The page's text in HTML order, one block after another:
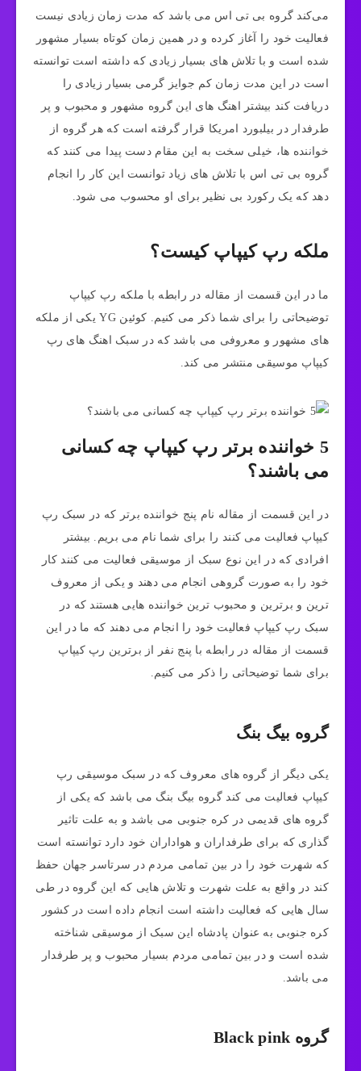
می‌کند گروه بی تی اس می باشد که مدت زمان زیادی نیست
فعالیت خود را آغاز کرده و در همین زمان کوتاه بسیار مشهور
شده است و با تلاش های بسیار زیادی که داشته است توانسته
است در این مدت زمان کم جوایز گرمی بسیار زیادی را
دریافت کند بیشتر اهنگ های این گروه مشهور و محبوب و پر
طرفدار در بیلبورد امریکا قرار گرفته است که هر گروه از
خواننده ها، خیلی سخت به این مقام دست پیدا می کنند که
گروه بی تی اس با تلاش های زیاد توانست این کار را انجام
دهد که یک رکورد بی نظیر برای او محسوب می شود.
ملکه رپ کیپاپ کیست؟
ما در این قسمت از مقاله در رابطه با ملکه رپ کیپاپ
توضیحاتی را برای شما ذکر می کنیم. کوئین YG یکی از ملکه
های مشهور و معروفی می باشد که در سبک اهنگ های رپ
کیپاپ موسیقی منتشر می کند.
5 خواننده برتر رپ کیپاپ چه کسانی
می باشند؟
در این قسمت از مقاله نام پنج خواننده برتر که در سبک رپ
کیپاپ فعالیت می ‌کنند را برای شما نام می بریم. بیشتر
افرادی که در این نوع سبک از موسیقی فعالیت می ‌کنند کار
خود را به صورت گروهی انجام می ‌دهند و یکی از معروف
ترین و برترین و محبوب ترین خواننده هایی هستند که در
سبک رپ کیپاپ فعالیت خود را انجام می‌ دهند که ما در این
قسمت از مقاله در رابطه با پنج نفر از برترین رپ کیپاپ
برای شما توضیحاتی را ذکر می ‌کنیم.
گروه بیگ بنگ
یکی دیگر از گروه های معروف که در سبک موسیقی رپ
کیپاپ فعالیت می ‌کند گروه بیگ بنگ می باشد که یکی از
گروه های قدیمی در کره جنوبی می باشد و به علت تاثیر
گذاری که برای طرفداران و هواداران خود دارد توانسته است
که شهرت خود را در بین تمامی مردم در سرتاسر جهان حفظ
کند در واقع به علت شهرت و تلاش هایی که این گروه در طی
سال هایی که فعالیت داشته است انجام داده است در کشور
کره جنوبی به عنوان پادشاه این سبک از موسیقی شناخته
شده است و در بین تمامی مردم بسیار محبوب و پر طرفدار
می باشد.
گروه Black pink